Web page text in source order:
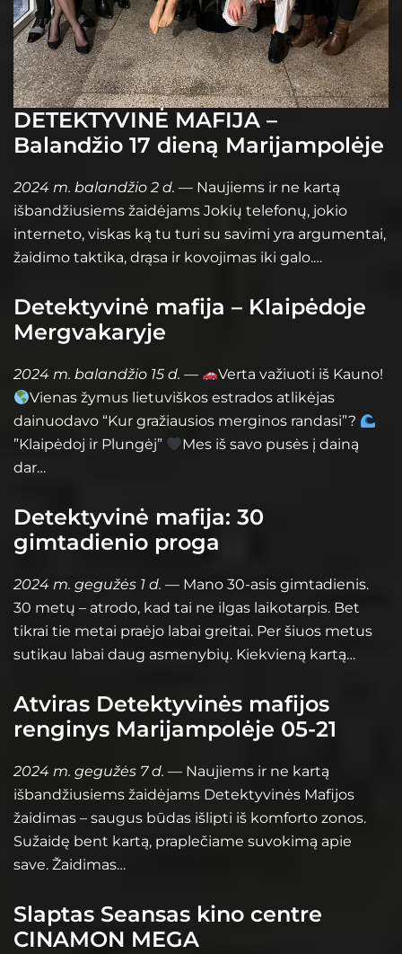
DETEKTYVINĖ MAFIJA –
Balandžio 17 dieną Marijampolėje
2024 m. balandžio 2 d. — Naujiems ir ne kartą
išbandžiusiems žaidėjams Jokių telefonų, jokio
interneto, viskas ką tu turi su savimi yra argumentai,
žaidimo taktika, drąsa ir kovojimas iki galo.…
Detektyvinė mafija – Klaipėdoje
Mergvakaryje
2024 m. balandžio 15 d. —
Verta važiuoti iš Kauno!
Vienas žymus lietuviškos estrados atlikėjas
dainuodavo “Kur gražiausios merginos randasi”?
”Klaipėdoj ir Plungėj”
Mes iš savo pusės į dainą
dar…
Detektyvinė mafija: 30
gimtadienio proga
2024 m. gegužės 1 d. — Mano 30-asis gimtadienis.
30 metų – atrodo, kad tai ne ilgas laikotarpis. Bet
tikrai tie metai praėjo labai greitai. Per šiuos metus
sutikau labai daug asmenybių. Kiekvieną kartą…
Atviras Detektyvinės mafijos
renginys Marijampolėje 05-21
2024 m. gegužės 7 d. — Naujiems ir ne kartą
išbandžiusiems žaidėjams Detektyvinės Mafijos
žaidimas – saugus būdas išlipti iš komforto zonos.
Sužaidę bent kartą, praplečiame suvokimą apie
save. Žaidimas…
Slaptas Seansas kino centre
CINAMON MEGA